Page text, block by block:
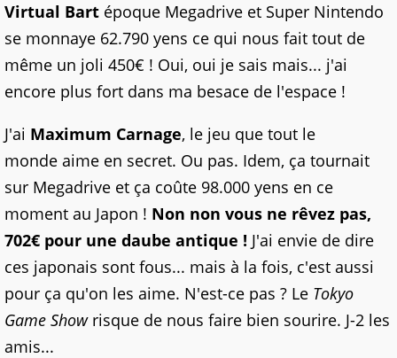
Virtual Bart époque Megadrive et Super Nintendo
se monnaye 62.790 yens ce qui nous fait tout de
même un joli 450€ ! Oui, oui je sais mais... j'ai
encore plus fort dans ma besace de l'espace !
J'ai Maximum Carnage, le jeu que tout le
monde aime en secret. Ou pas. Idem, ça tournait
sur Megadrive et ça coûte 98.000 yens en ce
moment au Japon ! Non non vous ne rêvez pas,
702€ pour une daube antique ! J'ai envie de dire
ces japonais sont fous... mais à la fois, c'est aussi
pour ça qu'on les aime. N'est-ce pas ? Le Tokyo
Game Showrisque de nous faire bien sourire. J-2 les
amis...